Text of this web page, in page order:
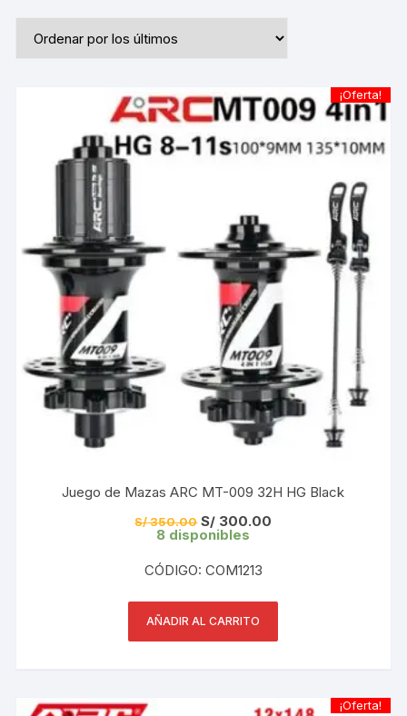
¡Oferta!
Juego de Mazas ARC MT-009 32H HG Black
S/350.00 El
precio
S/ 350.00.
S/ 300.00
8 disponibles
CÓDIGO: COM1213
AÑADIR AL CARRITO
¡Oferta!